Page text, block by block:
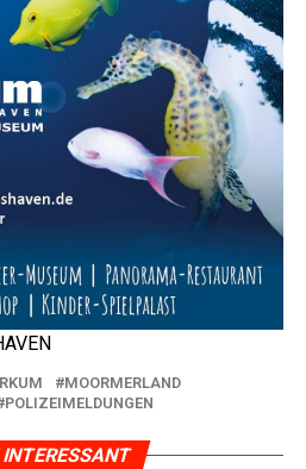
MOORMERLAND
POLIZEIMELDUNGEN